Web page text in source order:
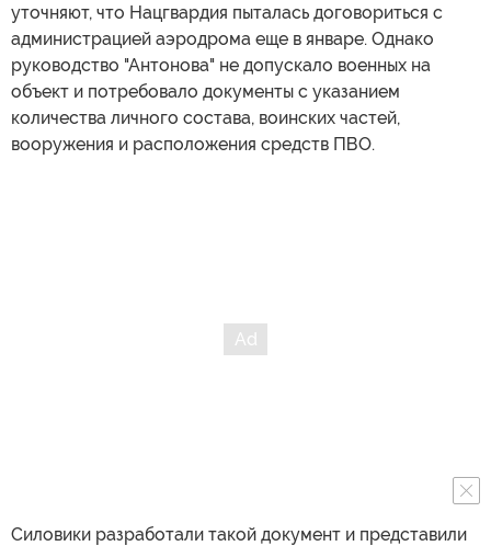
уточняют, что Нацгвардия пыталась договориться с
администрацией аэродрома еще в январе. Однако
руководство "Антонова" не допускало военных на
объект и потребовало документы с указанием
количества личного состава, воинских частей,
вооружения и расположения средств ПВО.
Силовики разработали такой документ и представили